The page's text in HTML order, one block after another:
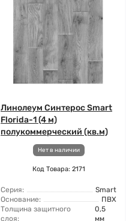
Линолеум Синтерос Smart
Florida-1 (4 м)
полукоммерческий (кв.м)
Нет в наличии
Код Товара: 2171
Серия:
Smart
Основание:
ПВХ
Толщина защитного
слоя:
0,5
мм